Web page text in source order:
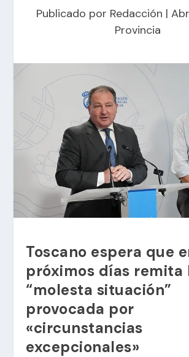
Publicado por Redacción |
Provincia
Toscano espera que
próximos días remita
“molesta situación”
provocada por
«circunstancias
excepcionales»